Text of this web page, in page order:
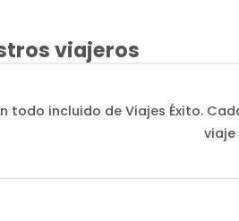
viajeros
todo incluido de Viajes Éxito.
viaje